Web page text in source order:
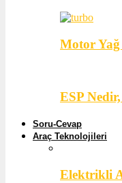
Motor
ESP
Soru-Cevap
Araç Teknolojileri
Elektrikli